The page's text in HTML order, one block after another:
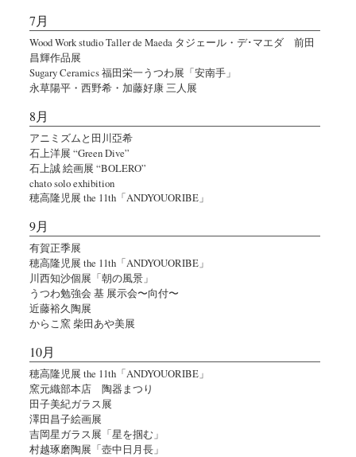
7月
Wood Work studio Taller de Maeda タジェール・デ･マエダ 前田
昌輝作品展
Sugary Ceramics 福田栄一うつわ展「安南手」
永草陽平・西野希・加藤好康 三人展
8月
アニミズムと田川亞希
石上洋展 “Green Dive”
石上誠 絵画展 “BOLERO”
chato solo exhibition
穂高隆児展 the 11th「ANDYOUORIBE」
9月
有賀正季展
穂高隆児展 the 11th「ANDYOUORIBE」
川西知沙個展「朝の風景」
うつわ勉強会 基 展示会〜向付〜
近藤裕久陶展
からこ窯 柴田あや美展
10月
穂高隆児展 the 11th「ANDYOUORIBE」
窯元織部本店 陶器まつり
田子美紀ガラス展
澤田昌子絵画展
吉岡星ガラス展「星を掴む」
村越琢磨陶展「壺中日月長」